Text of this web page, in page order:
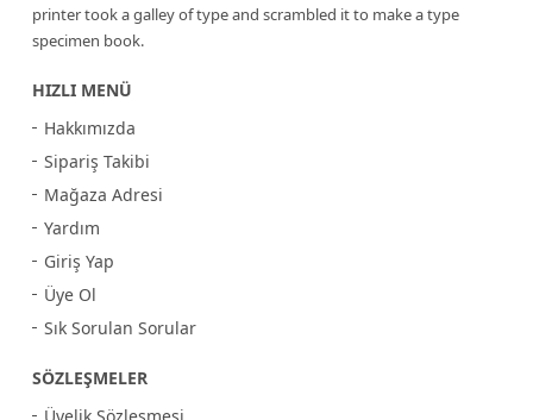
printer took a galley of type and scrambled it to make a type
specimen book.
HIZLI MENÜ
Hakkımızda
Sipariş Takibi
Mağaza Adresi
Yardım
Giriş Yap
Üye Ol
Sık Sorulan Sorular
SÖZLEŞMELER